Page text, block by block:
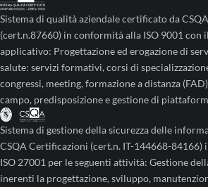
Sistema di qualità aziendale certificato da
(cert.n.87660) in conformità alla ISO 9001 con
applicativo: Progettazione ed erogazione di
salute: servizi formativi, corsi di
congressi, meeting, formazione a distanza
campo, predisposizione e gestione di
Sistema di gestione della sicurezza delle
CSQA Certificazioni (cert.n. IT-144668-84166)
ISO 27001 per le seguenti attività: Gestione
inerenti la progettazione, sviluppo,